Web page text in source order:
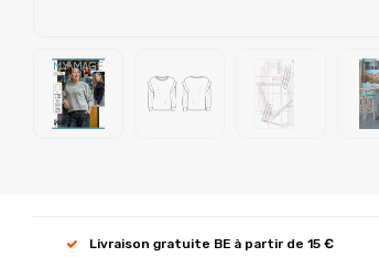
Livraison gratuite BE à partir de 15 €